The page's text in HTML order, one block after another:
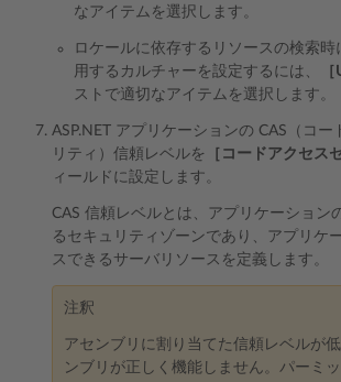
なアイテムを選択します。
ロケールに依存するリソースの検索
用するカルチャーを設定するには、
ストで適切なアイテムを選択します。
ASP.NET アプリケーションの CAS（コー
リティ）信頼レベルを ［コードアクセス
ィールドに設定します。
CAS 信頼レベルとは、アプリケーション
るセキュリティゾーンであり、アプリケ
スできるサーバリソースを定義します。
注釈
アセンブリに割り当てた信頼レベルが
ンブリが正しく機能しません。パーミ